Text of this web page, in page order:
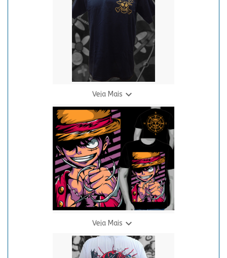
3 X R$ 24,94
Veja Mais 
Camiseta O.P. - Acessórios Bando
R$ 69,90
3 X R$ 24,94
Veja Mais 
Camiseta O.P. - Luffy
R$ 69,90